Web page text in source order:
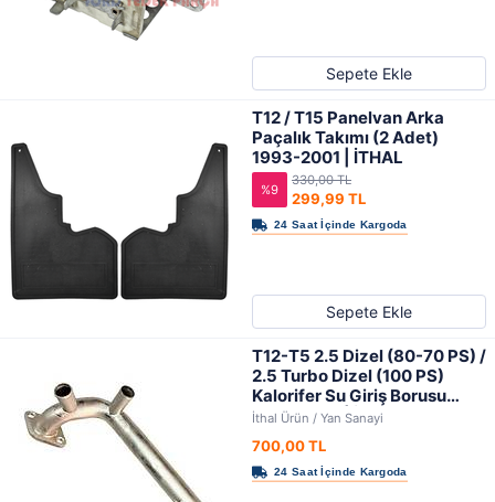
Sepete Ekle
T12 / T15 Panelvan Arka
Paçalık Takımı (2 Adet)
1993-2001 | İTHAL
%9 299,99 TL
330,00 TL
Sepete Ekle
T12-T5 2.5 Dizel (80-70 PS) /
2.5 Turbo Dizel (100 PS)
Kalorifer Su Giriş Borusu
1995-2001 | İTHAL
İthal Ürün / Yan Sanayi
700,00 TL